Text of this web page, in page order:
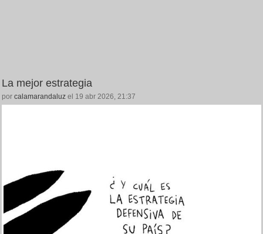
La mejor estrategia
por calamarandaluz el 19 abr 2026, 21:37